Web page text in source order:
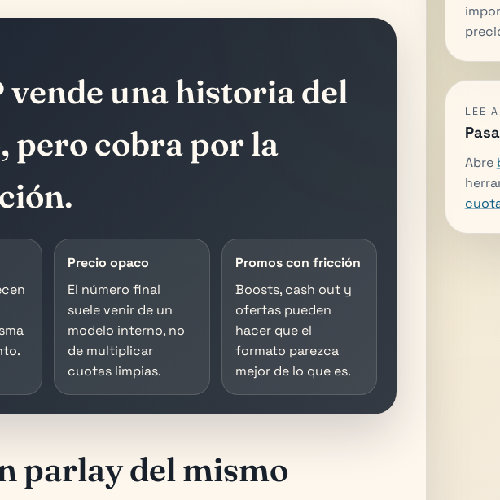
vende una historia del
pero cobra por la
Precio opaco
El número final
suele venir de un
modelo interno, no
de multiplicar
cuotas limpias.
Promos con fricción
Boosts, cash out y
ofertas pueden
hacer que el
formato parezca
mejor de lo que es.
parlay del mismo
LEE
Abre